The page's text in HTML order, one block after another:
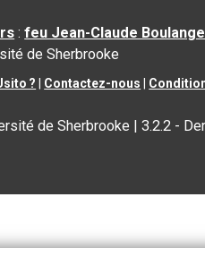
:feu Jean-Claude
de Sherbrooke
? Contactez-nous
de Sherbrooke |3.2.2 -